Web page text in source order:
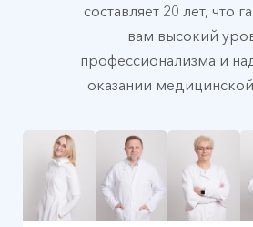
составляет 20 лет, что
вам высокий
профессионализма и
оказании